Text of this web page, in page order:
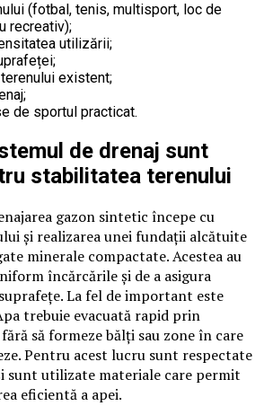
(fotbal, tenis, multisport, loc de
recreativ);
utilizării;
existent;
de sportul practicat.
de drenaj sunt
stabilitatea terenului
gazon sintetic începe cu
și realizarea unei fundații alcătuite
minerale compactate. Acestea au
încărcările și de a asigura
La fel de important este
trebuie evacuată rapid prin
să formeze bălți sau zone în care
Pentru acest lucru sunt respectate
sunt utilizate materiale care permit
eficientă a apei.